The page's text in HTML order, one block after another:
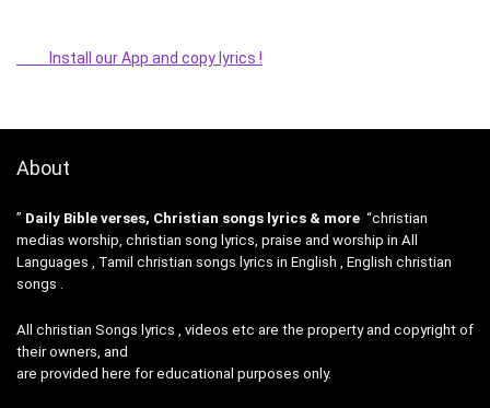
Install our App and copy lyrics !
About
” Daily Bible verses, Christian songs lyrics & more “christian
medias worship, christian song lyrics, praise and worship in All
Languages , Tamil christian songs lyrics in English , English christian
songs .
All christian Songs lyrics , videos etc are the property and copyright of
their owners, and
are provided here for educational purposes only.